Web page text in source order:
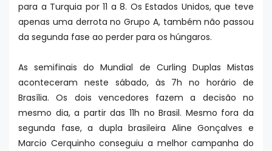
para a Turquia por 11 a 8. Os Estados Unidos, que teve
apenas uma derrota no Grupo A, também não passou
da segunda fase ao perder para os húngaros.
As semifinais do Mundial de Curling Duplas Mistas
aconteceram neste sábado, às 7h no horário de
Brasília. Os dois vencedores fazem a decisão no
mesmo dia, a partir das 11h no Brasil. Mesmo fora da
segunda fase, a dupla brasileira Aline Gonçalves e
Marcio Cerquinho conseguiu a melhor campanha do